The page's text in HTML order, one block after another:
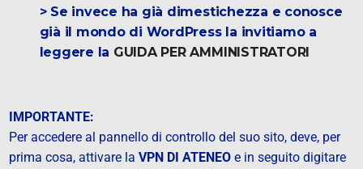
> Se invece ha già dimestichezza e conosce
già il mondo di WordPress la invitiamo a
leggere la GUIDA PER AMMINISTRATORI
IMPORTANTE:
Per accedere al pannello di controllo del suo sito, deve, per
prima cosa, attivare la VPN DI ATENEO e in seguito digitare